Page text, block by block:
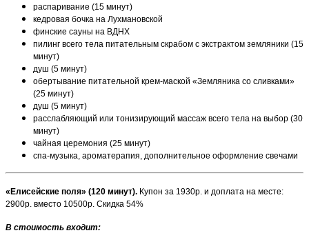
распаривание (15 минут)
кедровая бочка на Лухмановской
финские сауны на ВДНХ
пилинг всего тела питательным скрабом с экстрактом земляники (15
минут)
душ (5 минут)
обертывание питательной крем-маской «Земляника со сливками»
(25 минут)
душ (5 минут)
расслабляющий или тонизирующий массаж всего тела на выбор (30
минут)
чайная церемония (25 минут)
спа-музыка, ароматерапия, дополнительное оформление свечами
«Елисейские поля» (120 минут). Купон за 1930р. и доплата на месте:
2900р. вместо 10500р. Скидка 54%
В стоимость входит: